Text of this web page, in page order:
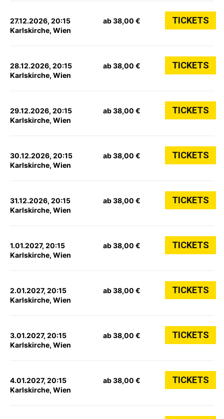
27.12.2026, 20:15
Karlskirche, Wien
ab 38,00 € TICKETS
28.12.2026, 20:15
Karlskirche, Wien
ab 38,00 € TICKETS
29.12.2026, 20:15
Karlskirche, Wien
ab 38,00 € TICKETS
30.12.2026, 20:15
Karlskirche, Wien
ab 38,00 € TICKETS
31.12.2026, 20:15
Karlskirche, Wien
ab 38,00 € TICKETS
1.01.2027, 20:15
Karlskirche, Wien
ab 38,00 € TICKETS
2.01.2027, 20:15
Karlskirche, Wien
ab 38,00 € TICKETS
3.01.2027, 20:15
Karlskirche, Wien
ab 38,00 € TICKETS
4.01.2027, 20:15
Karlskirche, Wien
ab 38,00 € TICKETS